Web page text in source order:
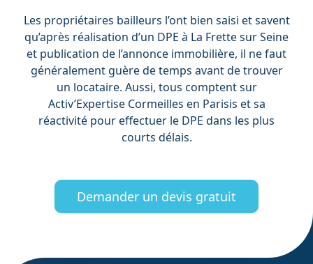
Les propriétaires bailleurs l’ont bien saisi et savent
qu’après réalisation d’un DPE à La Frette sur Seine
et publication de l’annonce immobilière, il ne faut
généralement guère de temps avant de trouver
un locataire. Aussi, tous comptent sur
Activ’Expertise Cormeilles en Parisis et sa
réactivité pour effectuer le DPE dans les plus
courts délais.
Demander un devis gratuit